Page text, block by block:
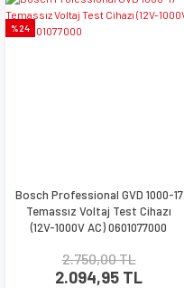
%24
Bosch Professional GVD 1000-17
Temassız Voltaj Test Cihazı
(12V-1000V AC) 0601077000
2.750,00 TL
2.094,95 TL